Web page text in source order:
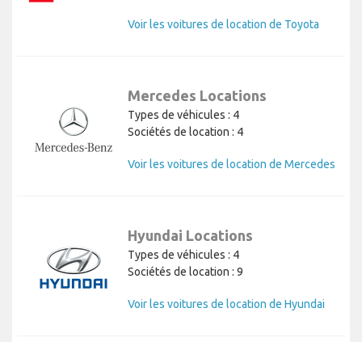
Voir les voitures de location de Toyota
Mercedes Locations
Types de véhicules : 4
Sociétés de location : 4
Voir les voitures de location de Mercedes
Hyundai Locations
Types de véhicules : 4
Sociétés de location : 9
Voir les voitures de location de Hyundai